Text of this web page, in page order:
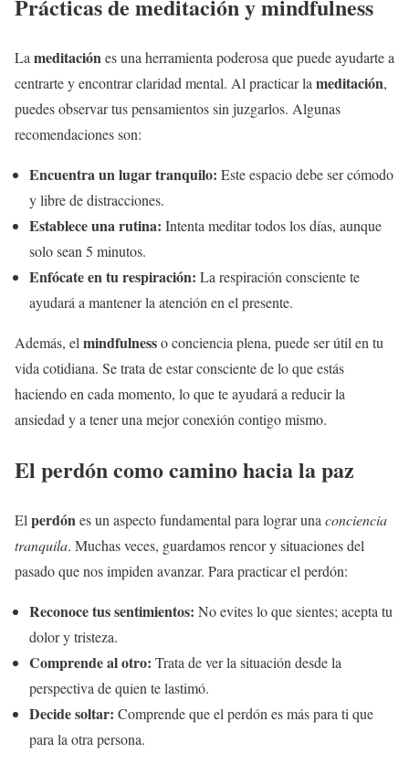
Prácticas de meditacióny mindfulness
Lameditaciónes una herramienta poderosa que puede ayudarte a
centrarte y encontrar claridad mental. Al practicar lameditación,
puedes observar tus pensamientos sin juzgarlos. Algunas
recomendaciones son:
Encuentra un lugar tranquilo: Este espacio debe ser cómodo
y libre de distracciones.
Establece una rutina: Intenta meditar todos los días, aunque
solo sean 5 minutos.
Enfócate en tu respiración: La respiración consciente te
ayudará a mantener la atención en el presente.
Además, elmindfulnesso conciencia plena, puede ser útil en tu
vida cotidiana. Se trata de estar consciente de lo que estás
haciendo en cada momento, lo que te ayudará a reducir la
ansiedad y a tener una mejor conexión contigo mismo.
El perdón como camino hacia la paz
El perdónes un aspecto fundamental para lograr una conciencia
tranquila. Muchas veces, guardamos rencor y situaciones del
pasado que nos impiden avanzar. Para practicar el perdón:
Reconoce tus sentimientos: No evites lo que sientes; acepta tu
dolor y tristeza.
Comprende al otro: Trata de ver la situación desde la
perspectiva de quien te lastimó.
Decide soltar: Comprende que el perdón es más para ti que
para la otra persona.